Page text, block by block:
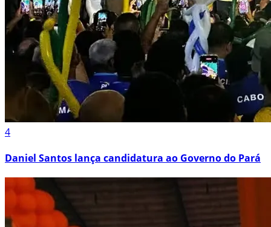
4
Daniel Santos lança candidatura ao Governo do Pará